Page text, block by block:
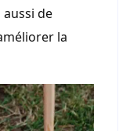
de
la